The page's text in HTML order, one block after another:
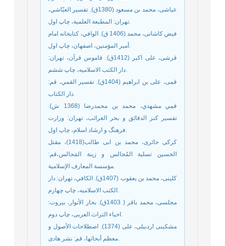
عياشى، محمد بن مسعود (1380ق). تفسير العيّاشي،
تهران: المطبعة العلمية، چاپ اول.
فيض كاشانى، محمد (1406 ق). الوافي، كتابخانه امام
أمير المؤمنين‏، اصفهان‏، چاپ اول.
قرشی، علی اکبر (1412ق). قاموس قرآن، تهران:
دار الکتب الاسلامیه، چاپ ششم.
قمى، على بن ابراهيم (1404ق). تفسير القمي، قم:
دار الکتاب.
قمي مشهدي، محمد بن محمدرضا (1368 ش).
تفسير كنز الدقائق و بحر الغرائب، تهران: وزارت
فرهنگ و ارشاد اسلام‏، چاپ اول.
کرکی حائری، محمد بن ابی طالب(1418)، مقتل
الحسین تسلیة المُجالس و زینة المَجالس،قم:
مؤسسة المعارف الإسلامية.
کلینی، محمد بن یعقوب (1407ق). الكافي، تهران: دار
الکتب الاسلامیه‏، چاپ چهارم.
مجلسی، محمد باقر ( 1403ق). بحار الأنوار، بیروت:
احیاء التراث العربی‏، چاپ دوم.
مشكينى اردبيلى، على (1374). اصطلاحات الأصول و
معظم أبحاثها، قم: نشر هادی.